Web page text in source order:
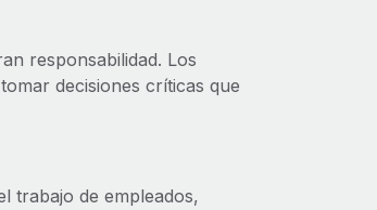
responsabilidad. Los
decisiones críticas que
trabajo de empleados,